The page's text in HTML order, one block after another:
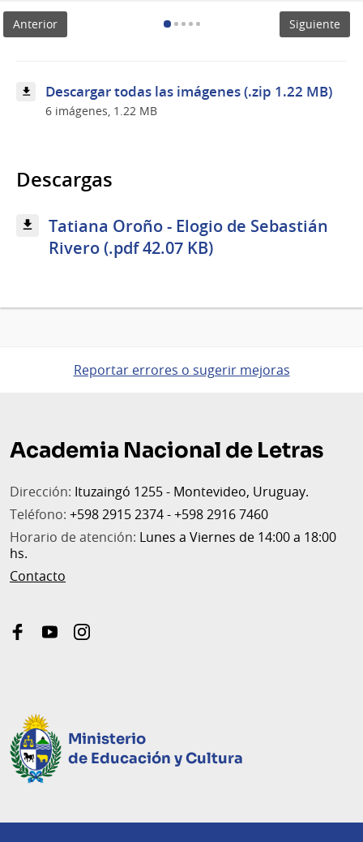
Anterior Siguiente
Descargar todas las imágenes (.zip 1.22 MB)
6 imágenes, 1.22 MB
Descargas
Tatiana Oroño - Elogio de Sebastián
Rivero (.pdf 42.07 KB)
Reportar errores o sugerir mejoras
de
página
Academia Nacional de Letras
Dirección: Ituzaingó 1255 - Montevideo, Uruguay.
Teléfono: +598 2915 2374 - +598 2916 7460
Horario de atención: Lunes a Viernes de 14:00 a 18:00
hs.
Contacto
facebookyoutubeinstagram
Ministerio
de Educación y Cultura